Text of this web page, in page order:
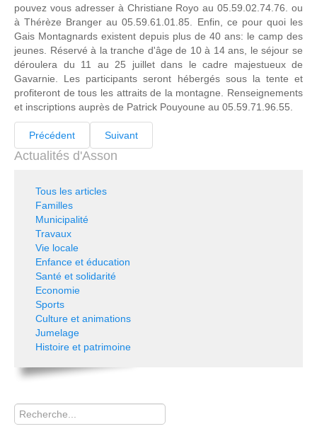
pouvez vous adresser à Christiane Royo au 05.59.02.74.76. ou
à Thérèze Branger au 05.59.61.01.85. Enfin, ce pour quoi les
Gais Montagnards existent depuis plus de 40 ans: le camp des
jeunes. Réservé à la tranche d'âge de 10 à 14 ans, le séjour se
déroulera du 11 au 25 juillet dans le cadre majestueux de
Gavarnie. Les participants seront hébergés sous la tente et
profiteront de tous les attraits de la montagne. Renseignements
et inscriptions auprès de Patrick Pouyoune au 05.59.71.96.55.
Précédent Suivant
Actualités d'Asson
Tous les articles
Familles
Municipalité
Travaux
Vie locale
Enfance et éducation
Santé et solidarité
Economie
Sports
Culture et animations
Jumelage
Histoire et patrimoine
Rechercher